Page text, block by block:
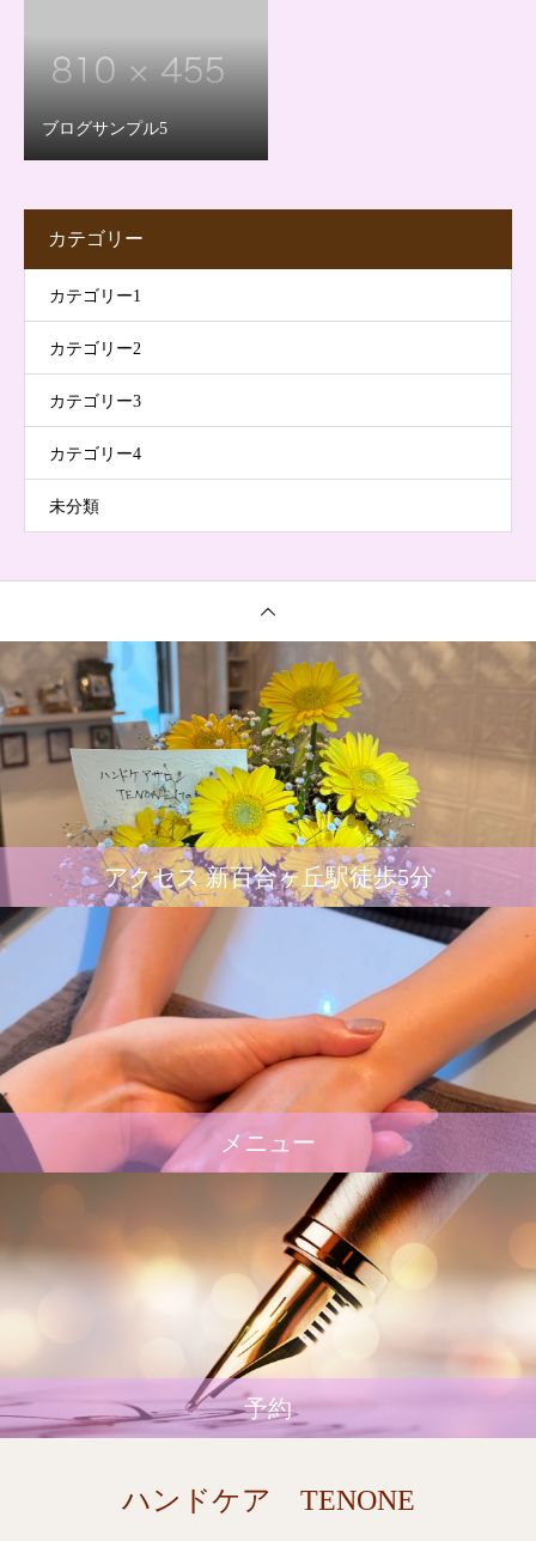
ブログサンプル5
カテゴリー
カテゴリー1
カテゴリー2
カテゴリー3
カテゴリー4
未分類
アクセス 新百合ヶ丘駅徒歩5分
メニュー
予約
ハンドケア TENONE